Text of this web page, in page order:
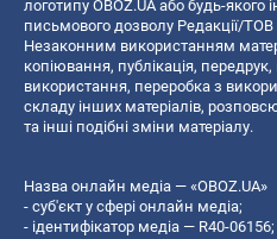
логотипу OBOZ.UA або будь-якого
письмового дозволу Редакції/
Незаконним використанням
копiювання, публiкацiя,
використання, переробка з
складу інших матеріалів,
та інші подібні зміни матеріалу.
Назва онлайн медіа — «OBOZ.UA»
- суб'єкт у сфері онлайн медіа;
- ідентифікатор медіа — R40-06156;